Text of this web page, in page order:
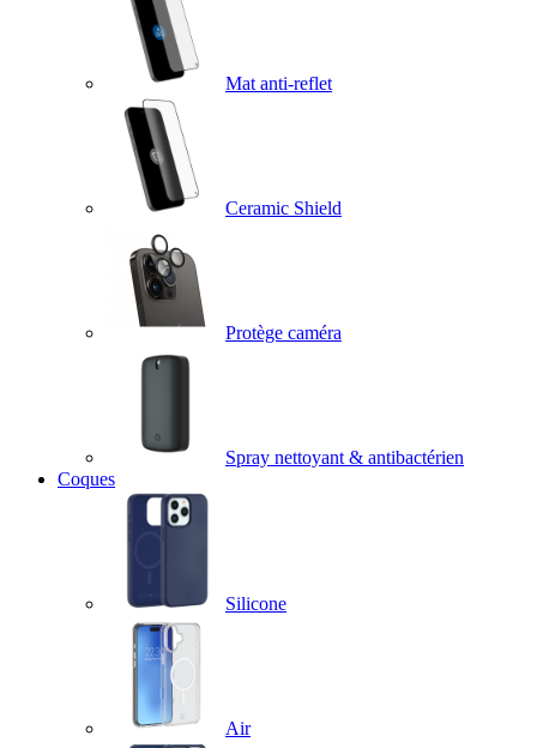
Mat anti-reflet
Ceramic Shield
Protège caméra
Spray nettoyant & antibactérien
Coques
Silicone
Air